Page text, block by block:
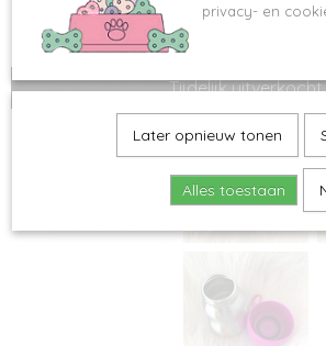
Tijdelijk uitverkocht
privacy- en
Later opnieuw tonen
Alles toestaan